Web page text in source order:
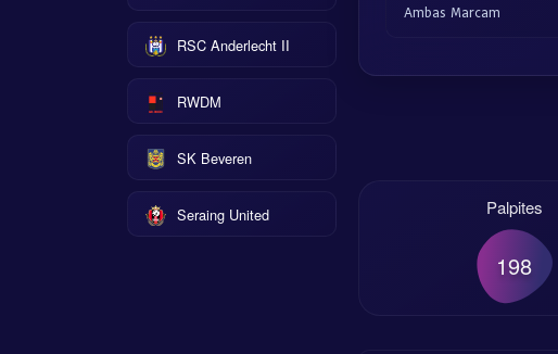
RSC Anderlecht II
RWDM
SK Beveren
Seraing United
Ambas Marcam
Palpites
198